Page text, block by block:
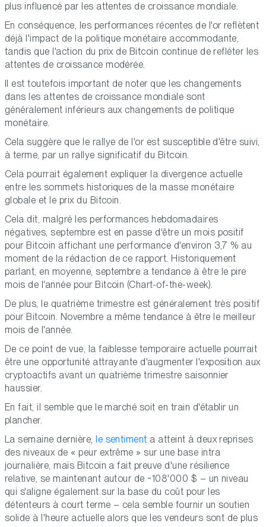
plus influencé par les attentes de croissance mondiale.
En conséquence, les performances récentes de l'or reflètent
déjà l'impact de la politique monétaire accommodante,
tandis que l'action du prix de Bitcoin continue de refléter les
attentes de croissance modérée.
Il est toutefois important de noter que les changements
dans les attentes de croissance mondiale sont
généralement inférieurs aux changements de politique
monétaire.
Cela suggère que le rallye de l'or est susceptible d'être suivi,
à terme, par un rallye significatif du Bitcoin.
Cela pourrait également expliquer la divergence actuelle
entre les sommets historiques de la masse monétaire
globale et le prix du Bitcoin.
Cela dit, malgré les performances hebdomadaires
négatives, septembre est en passe d'être un mois positif
pour Bitcoin affichant une performance d'environ 3,7 % au
moment de la rédaction de ce rapport. Historiquement
parlant, en moyenne, septembre a tendance à être le pire
mois de l'année pour Bitcoin (Chart-of-the-week).
De plus, le quatrième trimestre est généralement très positif
pour Bitcoin. Novembre a même tendance à être le meilleur
mois de l'année.
De ce point de vue, la faiblesse temporaire actuelle pourrait
être une opportunité attrayante d'augmenter l'exposition aux
cryptoactifs avant un quatrième trimestre saisonnier
haussier.
En fait, il semble que le marché soit en train d'établir un
plancher.
La semaine dernière, le sentiment a atteint à deux reprises
des niveaux de « peur extrême » sur une base intra
journalière, mais Bitcoin a fait preuve d'une résilience
relative, se maintenant autour de ~108'000 $ – un niveau
qui s'aligne également sur la base du coût pour les
détenteurs à court terme – cela semble fournir un soutien
solide à l'heure actuelle alors que les vendeurs sont de plus